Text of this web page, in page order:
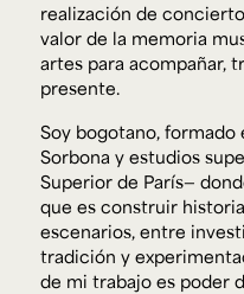
realización de
valor de la memoria
artes para acompañar,
presente.
Soy bogotano,
Sorbona y estudios
Superior de París—
que es construir
escenarios, entre
tradición y
de mi trabajo es poder